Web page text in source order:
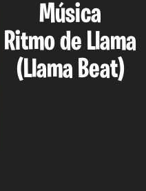
Música
Ritmo de Llama
(Llama Beat)